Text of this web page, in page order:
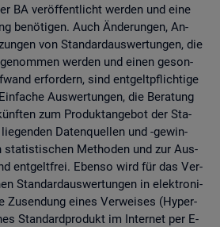
BA ver­öf­fent­licht wer­den und eine
be­nö­ti­gen. Auch Än­de­run­gen, An­
von Stan­dard­aus­wer­tun­gen, die
wer­den und einen ge­son­
er­for­dern, sind ent­gelt­pflich­ti­ge
Aus­wer­tun­gen, die Be­ra­tung
zum Pro­dukt­an­ge­bot der Sta­
Da­ten­quel­len und -ge­win­
sta­tis­ti­schen Me­tho­den und zur Aus­
ent­gelt­frei. Eben­so wird für das Ver­
Stan­dard­aus­wer­tun­gen in elek­tro­ni­
Zu­sen­dung eines Ver­wei­ses (Hy­per­
Stan­dard­pro­dukt im In­ter­net per E-